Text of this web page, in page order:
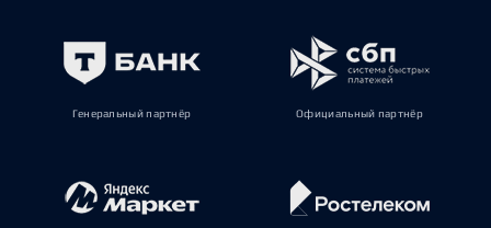
Генеральный партнёр Официальный партнёр